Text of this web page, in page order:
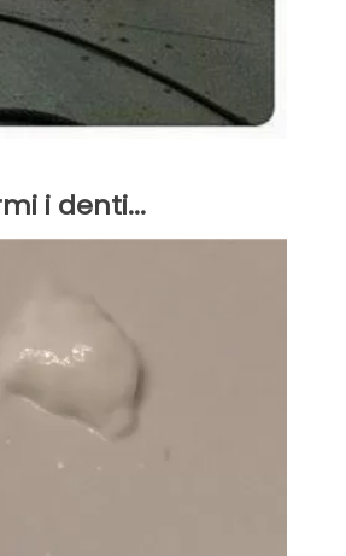
i denti...